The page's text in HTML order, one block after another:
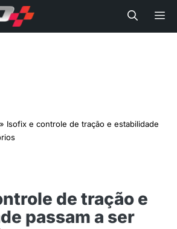
» Isofix e controle de tração e estabilidade
de tração e
passam a ser